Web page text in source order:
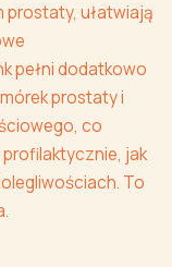
prostaty, ułatwiają
pełni dodatkowo
prostaty i
co
jak
To